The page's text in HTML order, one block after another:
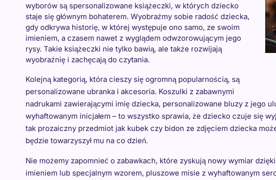
wyborów są spersonalizowane książeczki, w których dziecko
staje się głównym bohaterem. Wyobraźmy sobie radość dziecka,
gdy odkrywa historię, w której występuje ono samo, ze swoim
imieniem, a czasem nawet z wyglądem odwzorowującym jego
rysy. Takie książeczki nie tylko bawią, ale także rozwijają
wyobraźnię i zachęcają do czytania.
Kolejną kategorią, która cieszy się ogromną popularnością, są
personalizowane ubranka i akcesoria. Koszulki z zabawnymi
nadrukami zawierającymi imię dziecka, personalizowane bluzy z jego
wyhaftowanym inicjałem – to wszystko sprawia, że dziecko czuje się
tak prozaiczny przedmiot jak kubek czy bidon ze zdjęciem dziecka
będzie towarzyszył mu na co dzień.
Nie możemy zapomnieć o zabawkach, które zyskują nowy wymiar
imieniem lub specjalnym wzorem, pluszowe misie z wyhaftowanym